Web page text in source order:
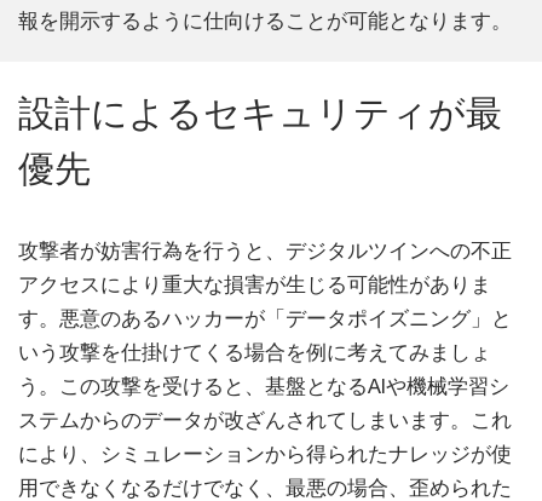
報を開示するように仕向けることが可能となります。
設計によるセキュリティが最
優先
攻撃者が妨害行為を行うと、デジタルツインへの不正
アクセスにより重大な損害が生じる可能性がありま
す。悪意のあるハッカーが「データポイズニング」と
いう攻撃を仕掛けてくる場合を例に考えてみましょ
う。この攻撃を受けると、基盤となるAIや機械学習シ
ステムからのデータが改ざんされてしまいます。これ
により、シミュレーションから得られたナレッジが使
用できなくなるだけでなく、最悪の場合、歪められた